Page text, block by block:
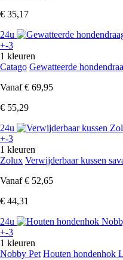
€ 35,17
24u
+-3
1 kleuren
Catago Gewatteerde
Vanaf € 69,95
€ 55,29
24u
+-3
1 kleuren
Zolux Verwijderbaar kussen
Vanaf € 52,65
€ 44,31
24u
+-3
1 kleuren
Nobby Pet Houten hondenhok